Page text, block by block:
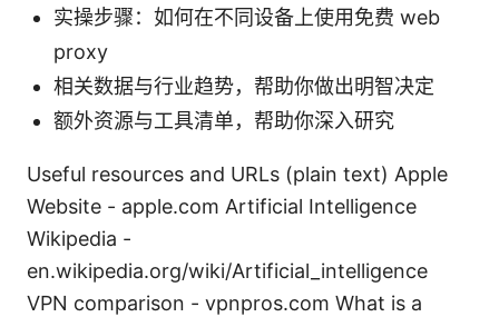
实操步骤：如何在不同设备上使用免费 web
proxy
相关数据与行业趋势，帮助你做出明智决定
额外资源与工具清单，帮助你深入研究
Useful resources and URLs (plain text) Apple
Website - apple.com Artificial Intelligence
Wikipedia -
en.wikipedia.org/wiki/Artificial_intelligence
VPN comparison - vpnpros.com What is a